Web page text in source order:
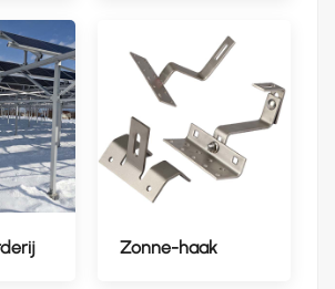
Zonne-haak